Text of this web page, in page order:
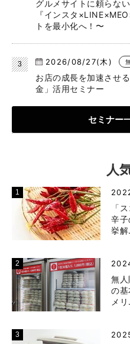
グルメサイトに頼らな
『インスタ
トを最小化へ！〜
2026/08/27(木)
お店の成長を加速させ
金」活用セミナー
セミナー
人
「
辛
挙
無人
の
メ